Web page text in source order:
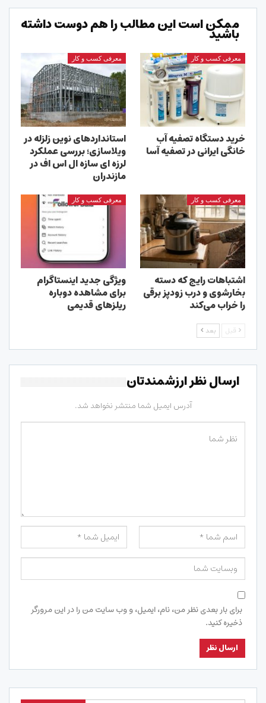
ممکن است این مطالب را هم دوست داشته
باشید
معرفی کسب و کار
خرید دستگاه تصفیه آب
خانگی ایرانی در تصفیه آسا
معرفی کسب و کار
استانداردهای نوین زلزله در
ویلاسازی؛ بررسی عملکرد
لرزه ای سازه ال اس اف در
مازندران
معرفی کسب و کار
اشتباهات رایج که دسته
بخارشوی و درب زودپز برقی
را خراب می‌کند
معرفی کسب و کار
ویژگی جدید اینستاگرام
برای مشاهده دوباره
ریلزهای قدیمی
قبل بعد
ارسال نظر ارزشمندتان
آدرس ایمیل شما منتشر نخواهد شد.
برای بار بعدی نظر من، نام، ایمیل، و وب سایت من را در این مرورگر
ذخیره کنید.